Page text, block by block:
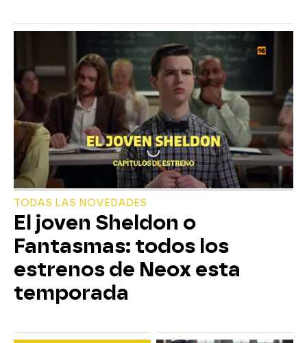
TODAS LAS NOVEDADES
El joven Sheldon o
Fantasmas: todos los
estrenos de Neox esta
temporada